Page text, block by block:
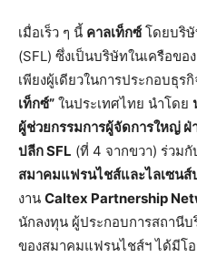
เมื่อเร็ว ๆ นี้ คาลเท็กซ์โดยบริษั
(SFL) ซึ่งเป็นบริษัทในเครือข
เพียงผู้เดียวในการประกอบธุร
เท็กซ์” ในประเทศไทย นำโดย
ผู้ช่วยกรรมการผู้จัดการใหญ่
ปลีก SFL (ที่ 4 จากขวา) ร่วมกั
สมาคมแฟรนไชส์และไลเซนส์
งาน Caltex Partnership
นักลงทุน ผู้ประกอบการสถานี
ของสมาคมแฟรนไชส์ฯ ได้มีโ